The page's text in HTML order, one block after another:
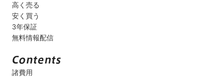
高く売る
安く買う
3年保証
無料情報配信
諸費用